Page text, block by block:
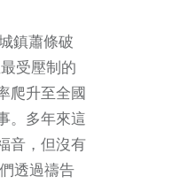
鎮蕭條破
受壓制的
爬升至全國
。多年來這
音，但沒有
透過禱告